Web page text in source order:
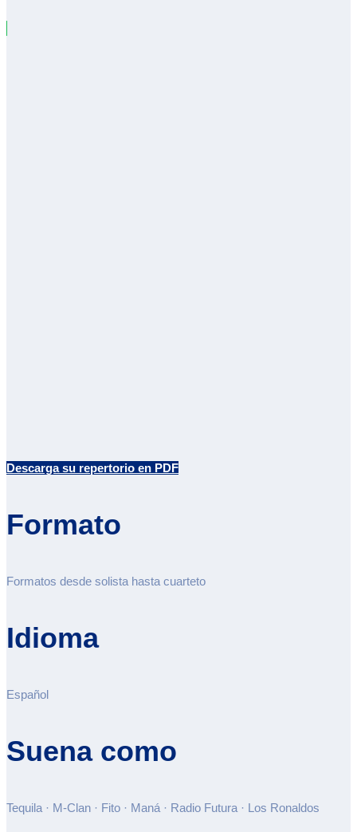
Descarga su repertorio en PDF
Formato
Formatos desde solista hasta cuarteto
Idioma
Español
Suena como
Tequila · M-Clan · Fito · Maná · Radio Futura · Los Ronaldos